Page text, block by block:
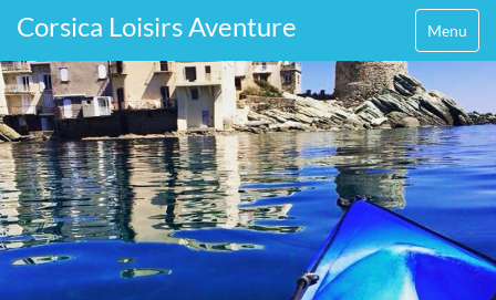
Menu
Corsica Loisirs Aventure